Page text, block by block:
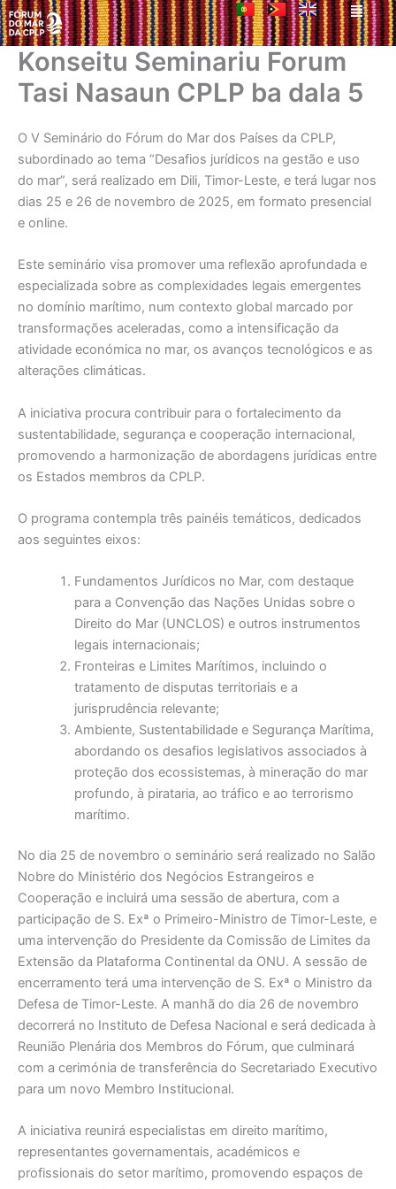
Skip
to
content
Menu
Konseitu Seminariu Forum
Tasi Nasaun CPLP ba dala 5
O V Seminário do Fórum do Mar dos Países da CPLP,
subordinado ao tema “Desafios jurídicos na gestão e uso
do mar”, será realizado em Dili, Timor-Leste, e terá lugar nos
dias 25 e 26 de novembro de 2025, em formato presencial
e online.
Este seminário visa promover uma reflexão aprofundada e
especializada sobre as complexidades legais emergentes
no domínio marítimo, num contexto global marcado por
transformações aceleradas, como a intensificação da
atividade económica no mar, os avanços tecnológicos e as
alterações climáticas.
A iniciativa procura contribuir para o fortalecimento da
sustentabilidade, segurança e cooperação internacional,
promovendo a harmonização de abordagens jurídicas entre
os Estados membros da CPLP.
O programa contempla três painéis temáticos, dedicados
aos seguintes eixos:
Fundamentos Jurídicos no Mar, com destaque
para a Convenção das Nações Unidas sobre o
Direito do Mar (UNCLOS) e outros instrumentos
legais internacionais;
Fronteiras e Limites Marítimos, incluindo o
tratamento de disputas territoriais e a
jurisprudência relevante;
Ambiente, Sustentabilidade e Segurança Marítima,
abordando os desafios legislativos associados à
proteção dos ecossistemas, à mineração do mar
profundo, à pirataria, ao tráfico e ao terrorismo
marítimo.
No dia 25 de novembro o seminário será realizado no Salão
Nobre do Ministério dos Negócios Estrangeiros e
Cooperação e incluirá uma sessão de abertura, com a
participação de S. Exª o Primeiro-Ministro de Timor-Leste, e
uma intervenção do Presidente da Comissão de Limites da
Extensão da Plataforma Continental da ONU. A sessão de
encerramento terá uma intervenção de S. Exª o Ministro da
Defesa de Timor-Leste. A manhã do dia 26 de novembro
decorrerá no Instituto de Defesa Nacional e será dedicada à
Reunião Plenária dos Membros do Fórum, que culminará
com a cerimónia de transferência do Secretariado Executivo
para um novo Membro Institucional.
A iniciativa reunirá especialistas em direito marítimo,
representantes governamentais, académicos e
profissionais do setor marítimo, promovendo espaços de